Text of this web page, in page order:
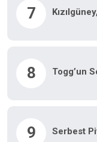
7
8 Togg’un
9 Serbest